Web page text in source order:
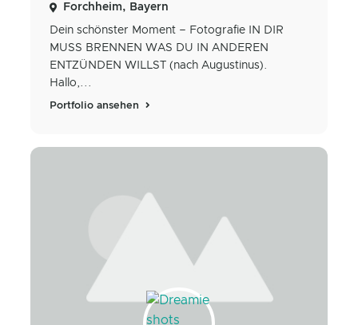
Forchheim, Bayern
Dein schönster Moment – Fotografie IN DIR
MUSS BRENNEN WAS DU IN ANDEREN
ENTZÜNDEN WILLST (nach Augustinus).
Hallo,...
Portfolio ansehen